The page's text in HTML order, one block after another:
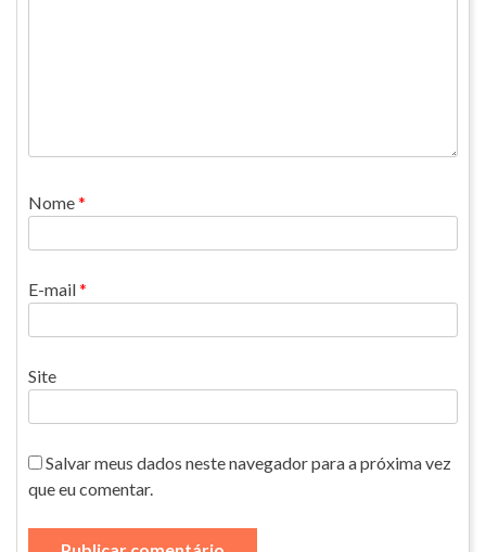
Nome*
E-mail*
Site
Salvar meus dados neste navegador para a próxima vez
que eu comentar.